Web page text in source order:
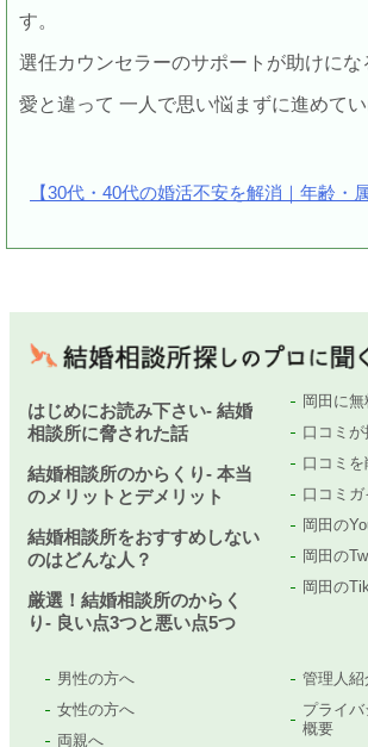
す。
選任カウンセラーのサポートが助けにな
愛と違って 一人で思い悩まずに進めてい
【30代・40代の婚活不安を解消｜年齢・
はじめにお読み下さい- 結婚
相談所に脅された話
結婚相談所のからくり- 本当
のメリットとデメリット
結婚相談所をおすすめしない
のはどんな人？
厳選！結婚相談所のからく
り- 良い点3つと悪い点5つ
岡田に
口コミ
口コミ
口コミ
岡田の
岡田の
岡田の
男性の方へ
女性の方へ
両親へ
管理人紹
プライ
概要